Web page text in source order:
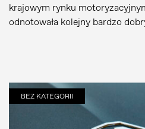
krajowym rynku
odnotowała kolejny bardzo
BEZ KATEGORII